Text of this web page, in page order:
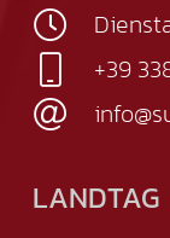
+39
LANDTAG